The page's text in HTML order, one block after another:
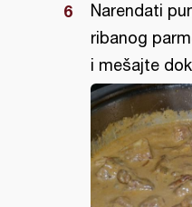
Narendati
ribanog
i mešajte